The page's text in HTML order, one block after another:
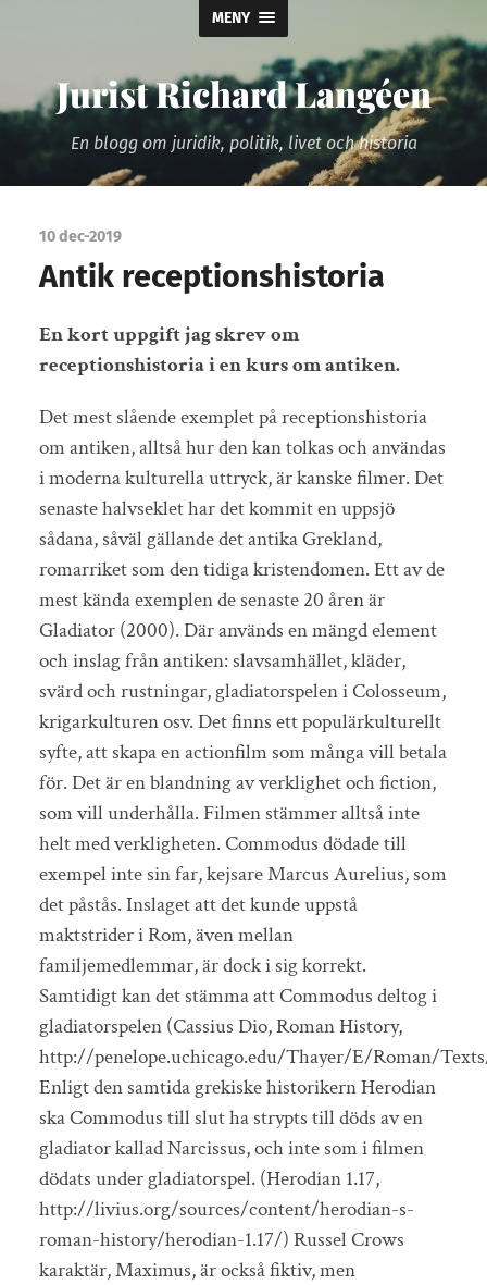
MENY
Jurist Richard Langéen
En blogg om juridik, politik, livet och historia
10 dec-2019
Antik receptionshistoria
En kort uppgift jag skrev om
receptionshistoria i en kurs om antiken.
Det mest slående exemplet på receptionshistoria
om antiken, alltså hur den kan tolkas och användas
i moderna kulturella uttryck, är kanske filmer. Det
senaste halvseklet har det kommit en uppsjö
sådana, såväl gällande det antika Grekland,
romarriket som den tidiga kristendomen. Ett av de
mest kända exemplen de senaste 20 åren är
Gladiator (2000). Där används en mängd element
och inslag från antiken: slavsamhället, kläder,
svärd och rustningar, gladiatorspelen i Colosseum,
krigarkulturen osv. Det finns ett populärkulturellt
syfte, att skapa en actionfilm som många vill betala
för. Det är en blandning av verklighet och fiction,
som vill underhålla. Filmen stämmer alltså inte
helt med verkligheten. Commodus dödade till
exempel inte sin far, kejsare Marcus Aurelius, som
det påstås. Inslaget att det kunde uppstå
maktstrider i Rom, även mellan
familjemedlemmar, är dock i sig korrekt.
Samtidigt kan det stämma att Commodus deltog i
gladiatorspelen (Cassius Dio, Roman History,
http://penelope.uchicago.edu/Thayer/E/Roman/
Enligt den samtida grekiske historikern Herodian
ska Commodus till slut ha strypts till döds av en
gladiator kallad Narcissus, och inte som i filmen
dödats under gladiatorspel. (Herodian 1.17,
http://livius.org/sources/content/herodian-s-
roman-history/herodian-1.17/) Russel Crows
karaktär, Maximus, är också fiktiv, men